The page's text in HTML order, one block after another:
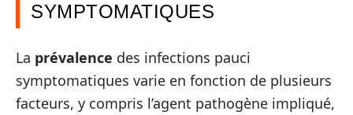
SYMPTOMATIQUES
La prévalence des infections pauci
symptomatiques varie en fonction de plusieurs
facteurs, y compris l’agent pathogène impliqué,